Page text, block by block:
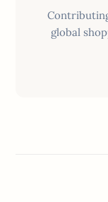
global